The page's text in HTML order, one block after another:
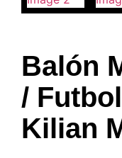
Balón
/
Kilian